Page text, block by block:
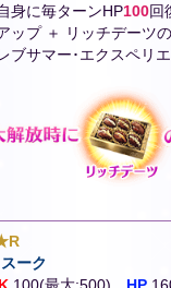
身に毎ターンHP100回
ップ ＋ リッチデーツ
ブサマー･エクスペリ
ーク